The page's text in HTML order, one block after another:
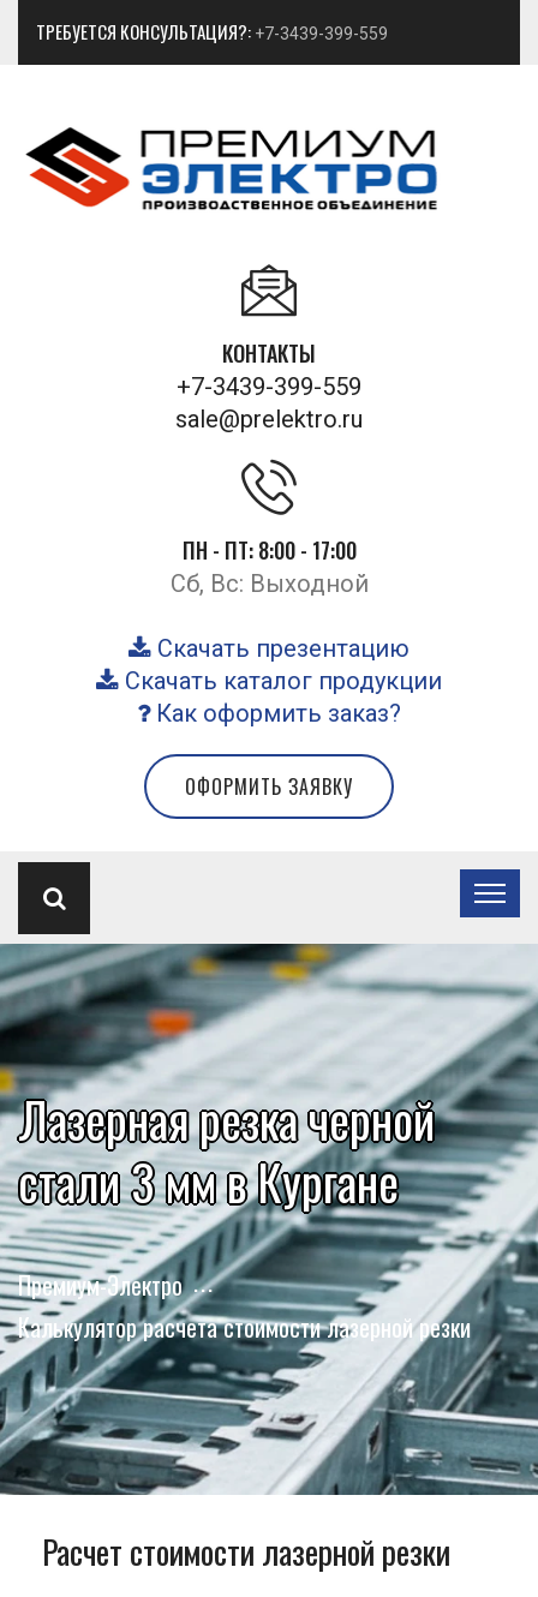
ТРЕБУЕТСЯ КОНСУЛЬТАЦИЯ?: +7-3439-399-559
КОНТАКТЫ
+7-3439-399-559
sale@prelektro.ru
ПН - ПТ: 8:00 - 17:00
Сб, Вс: Выходной
Скачать презентацию
Скачать каталог продукции
Как оформить заказ?
ОФОРМИТЬ ЗАЯВКУ
Лазерная резка черной
стали 3 мм в Кургане
Премиум-Электро
Калькулятор расчета стоимости лазерной резки
Расчет стоимости лазерной резки